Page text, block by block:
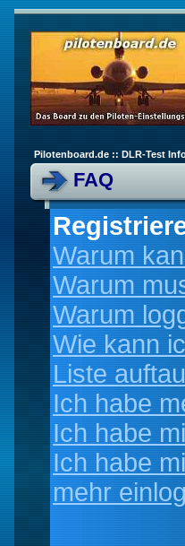
Pilotenboard.de :: DLR-Test
FAQ
Warum
Warum
Warum
Wie kann
Liste
Ich habe
Ich habe
Ich habe
mehr